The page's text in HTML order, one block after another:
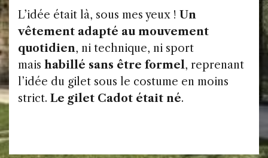
L’idée était là, sous mes yeux ! Un
vêtement adapté au mouvement
quotidien, ni technique, ni sport
mais habillé sans être formel, reprenant
l’idée du gilet sous le costume en moins
strict. Le gilet Cadot était né.